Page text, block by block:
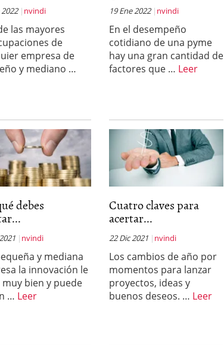
nvindi
las mayores
de
empresa de
y mediano …
19 Ene 2022 nvindi
En el desempeño
cotidiano de una pyme
hay una gran cantidad de
factores que … Leer
debes
nvindi
y mediana
la innovación le
muy bien y puede
… Leer
Cuatro claves para
acertar...
22 Dic 2021 nvindi
Los cambios de año por
momentos para lanzar
proyectos, ideas y
buenos deseos. … Leer